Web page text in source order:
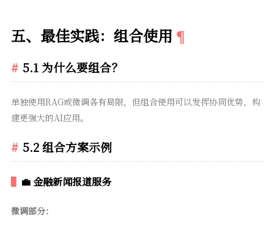
五、最佳实践：组合使用
5.1 为什么要组合？
单独使用RAG或微调各有局限，但组合使用可以发挥协同优势，构
建更强大的AI应用。
5.2 组合方案示例
💼 金融新闻报道服务
微调部分：